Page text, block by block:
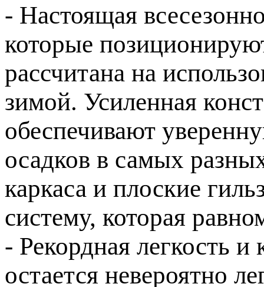
- Настоящая
которые
рассчитана на
зимой. Усиленная
обеспечивают
осадков в самых
каркаса и плоские
систему, которая
- Рекордная легкость
остается невероятно